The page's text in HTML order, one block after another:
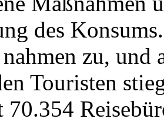
des
zu,
Touristen
70.354